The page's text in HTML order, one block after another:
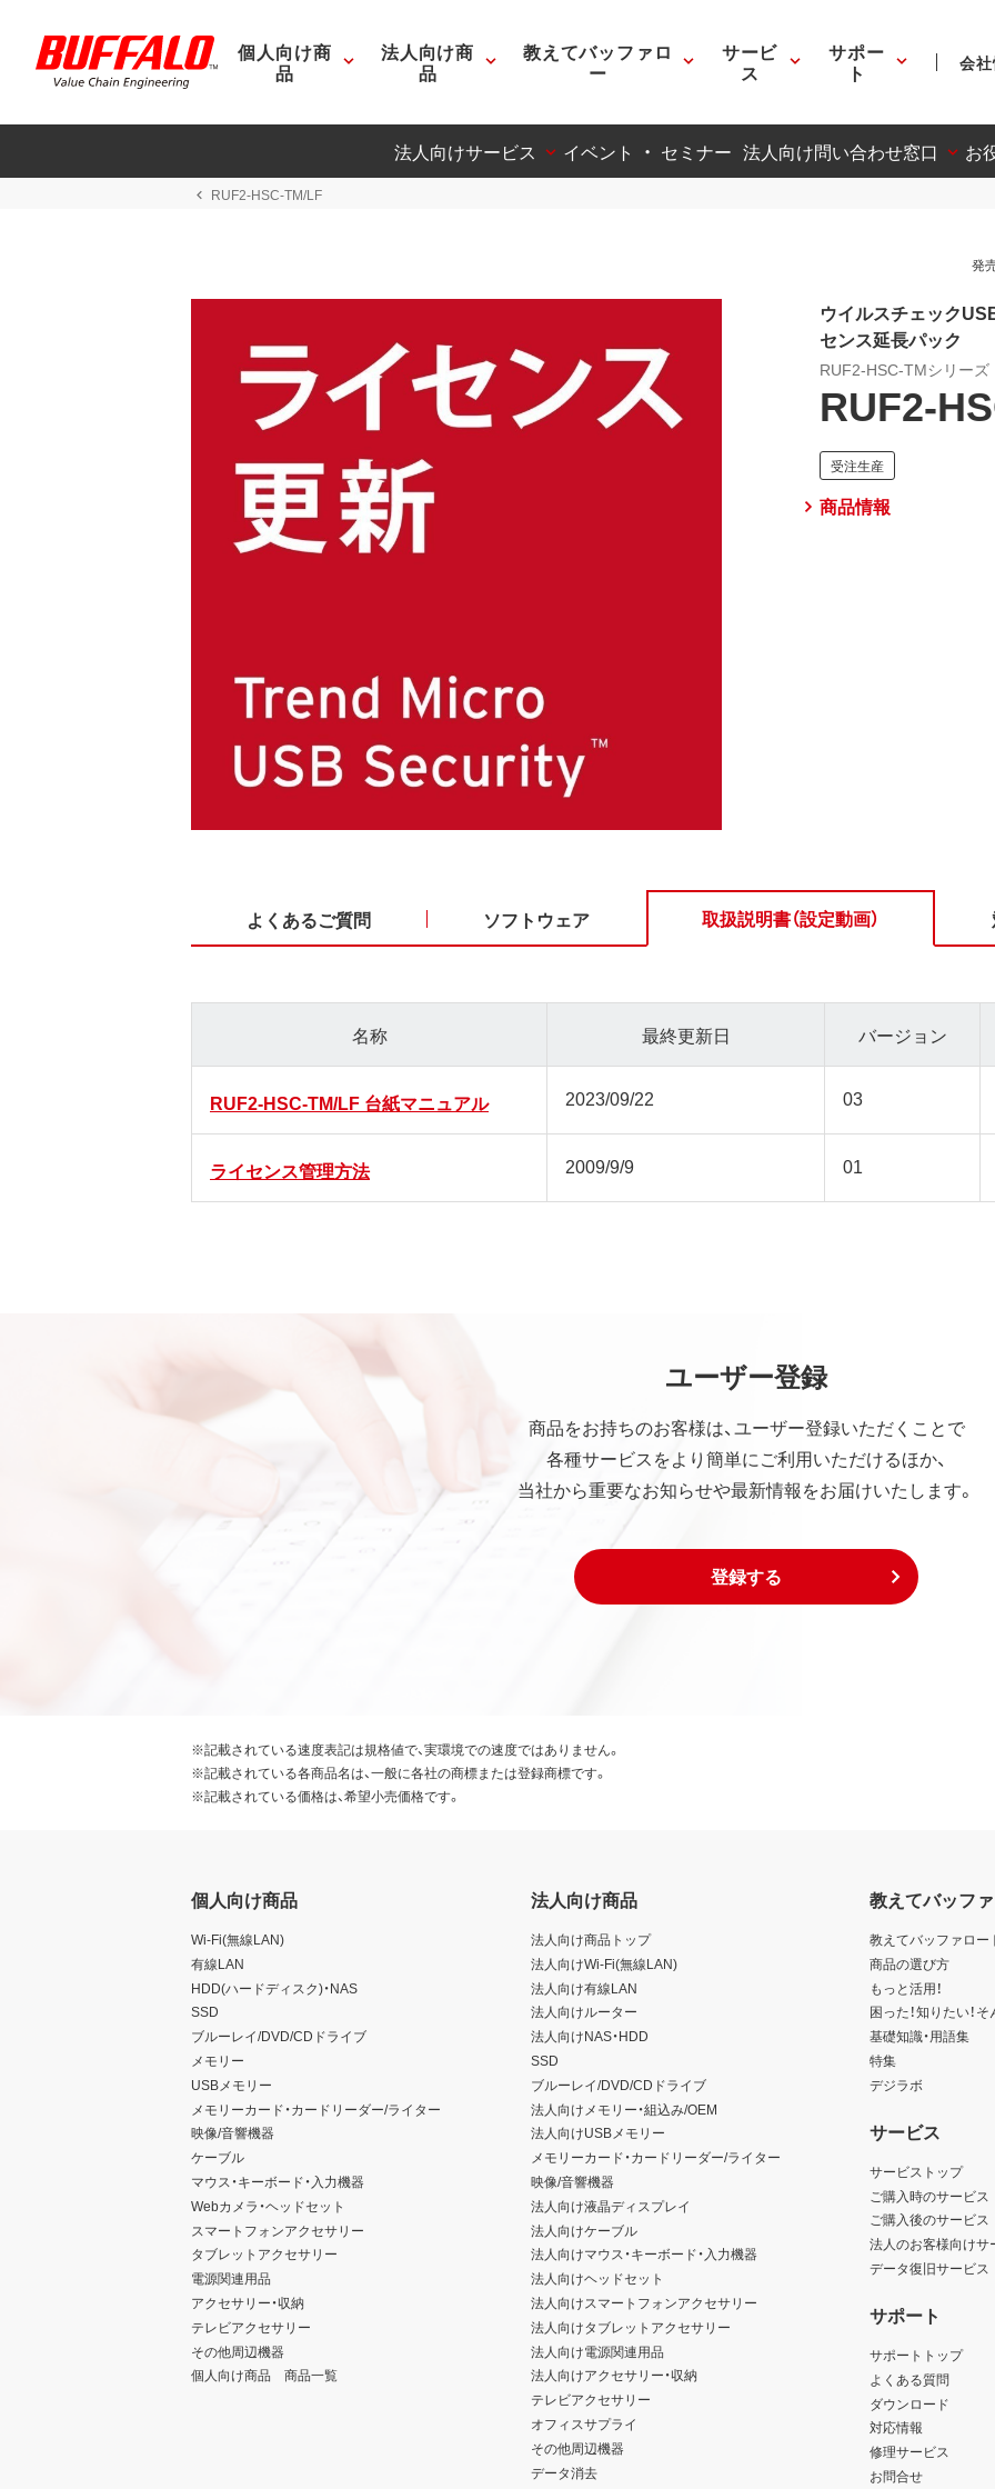
個人向け商
品
法人向け商
品
教えてバッファロ
ー
サービ
ス
サポー
ト 会
法人向けサービス イベント ・ セミナー 法人向け問い合わせ窓口 お
RUF2-HSC-TM/LF
発
ウイルスチェック
センス延長パック
RUF2-HSC-TMシリーズ
RUF2-
商品情報
よくあるご質問 ソフトウェア 取扱説明書（設定動画）
名称 最終更新日 バージョン
RUF2-HSC-TM/LF 台紙マニュアル 2023/09/22 03
ライセンス管理方法 2009/9/9 01
ユーザー登録
商品をお持ちのお客様は、ユーザー登録いただくことで
各種サービスをより簡単にご利用いただけるほか、
当社から重要なお知らせや最新情報をお届けいたします。
登録する
※記載されている速度表記は規格値で、実環境での速度ではありません。
※記載されている各商品名は、一般に各社の商標または登録商標です。
※記載されている価格は、希望小売価格です。
個人向け商品
Wi-Fi(無線LAN)
有線LAN
HDD(ハードディスク)・NAS
SSD
ブルーレイ/DVD/CDドライブ
メモリー
USBメモリー
メモリーカード・カードリーダー/ライター
映像/音響機器
ケーブル
マウス・キーボード・入力機器
Webカメラ・ヘッドセット
スマートフォンアクセサリー
タブレットアクセサリー
電源関連用品
アクセサリー・収納
テレビアクセサリー
その他周辺機器
個人向け商品 商品一覧
法人向け商品
法人向け商品トップ
法人向けWi-Fi(無線LAN)
法人向け有線LAN
法人向けルーター
法人向けNAS・HDD
SSD
ブルーレイ/DVD/CDドライブ
法人向けメモリー・組込み/OEM
法人向けUSBメモリー
メモリーカード・カードリーダー/ライター
映像/音響機器
法人向け液晶ディスプレイ
法人向けケーブル
法人向けマウス・キーボード・入力機器
法人向けヘッドセット
法人向けスマートフォンアクセサリー
法人向けタブレットアクセサリー
法人向け電源関連用品
法人向けアクセサリー・収納
テレビアクセサリー
オフィスサプライ
その他周辺機器
データ消去
教えてバッフ
教えてバッファロー
商品の選び方
もっと活用！
困った！知りたい！
基礎知識・用語集
特集
デジラボ
サービス
サービストップ
ご購入時のサービス
ご購入後のサービス
法人のお客様向けサ
データ復旧サービス
サポート
サポートトップ
よくある質問
ダウンロード
対応情報
修理サービス
お問合せ